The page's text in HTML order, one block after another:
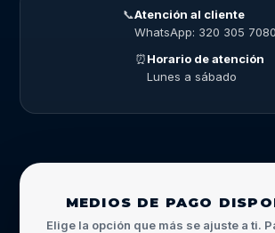
📞Atención al cliente
WhatsApp: 320 305 7080
⏰Horario de atención
Lunes a sábado
MEDIOS DE PAGO
Elige la opción que más se ajuste a ti.